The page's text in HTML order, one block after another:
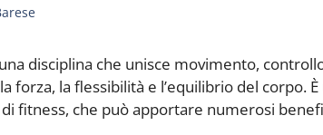
disciplina che unisce movimento,
forza, la flessibilità e l’equilibrio del corpo.
fitness, che può apportare numerosi